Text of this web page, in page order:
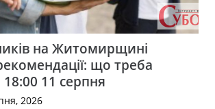
на Житомирщині
що треба
11 серпня
2026